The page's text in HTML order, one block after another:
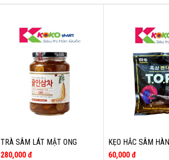
TRÀ SÂM LÁT MẬT ONG
DORAWON HÀN QUỐC 580G
280,000 đ
KẸO HẮC SÂM
DAESAN GÓI 300G
60,000 đ